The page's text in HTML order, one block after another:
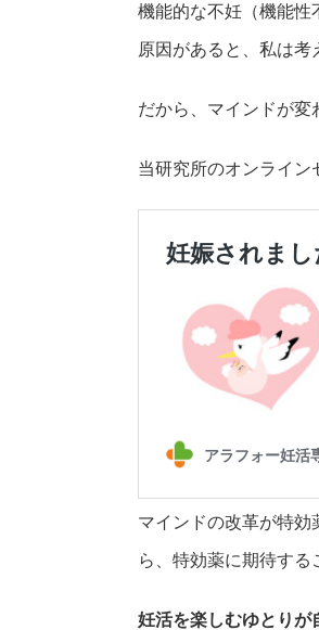
機能的な不妊（機能性
原因があると、私は考
だから、マインドが変
当研究所のオンライン
マインドの改革が特効
ら、特効薬に期待す
妊活を楽しむゆとりが